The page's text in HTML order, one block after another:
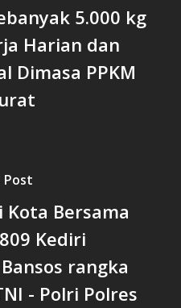
5.000 kg
Harian dan
Dimasa PPKM
Post
Kota Bersama
Kediri
rangka
- Polri Polres